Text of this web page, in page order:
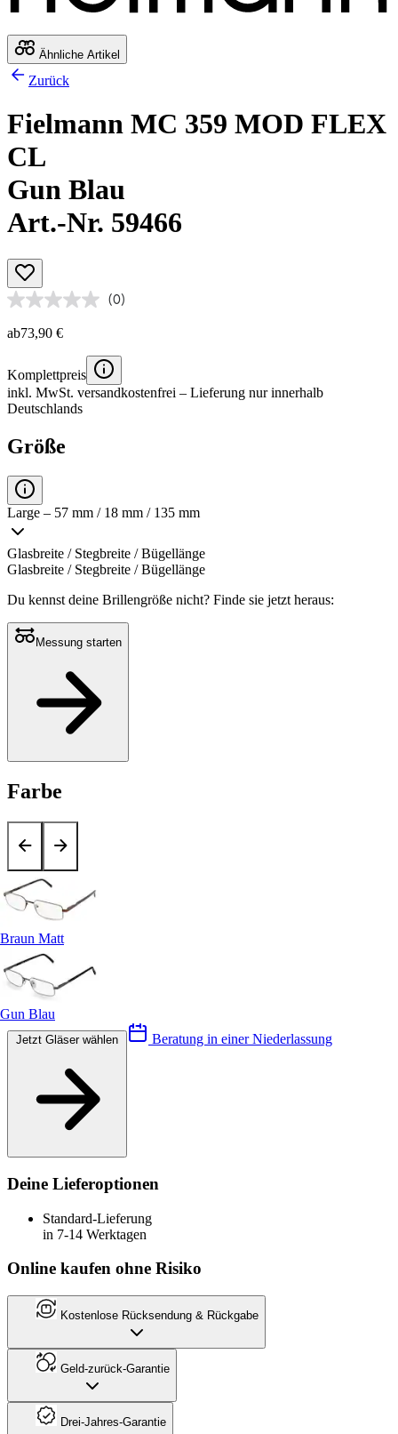
Ähnliche Artikel
Zurück
Fielmann MC 359 MOD FLEX
CL
Gun Blau
Art.-Nr. 59466
(0)
ab73,90 €
Komplettpreis
inkl. MwSt. versandkostenfrei – Lieferung nur innerhalb
Deutschlands
Größe
Large – 57 mm / 18 mm / 135 mm
Glasbreite / Stegbreite / Bügellänge
Glasbreite / Stegbreite / Bügellänge
Du kennst deine Brillengröße nicht? Finde sie jetzt heraus:
Messung starten
Farbe
Braun Matt
Gun Blau
Beratung in einer Niederlassung
Deine Lieferoptionen
Standard-Lieferung
in 7-14 Werktagen
Online kaufen ohne Risiko
Kostenlose Rücksendung & Rückgabe
Geld-zurück-Garantie
Drei-Jahres-Garantie